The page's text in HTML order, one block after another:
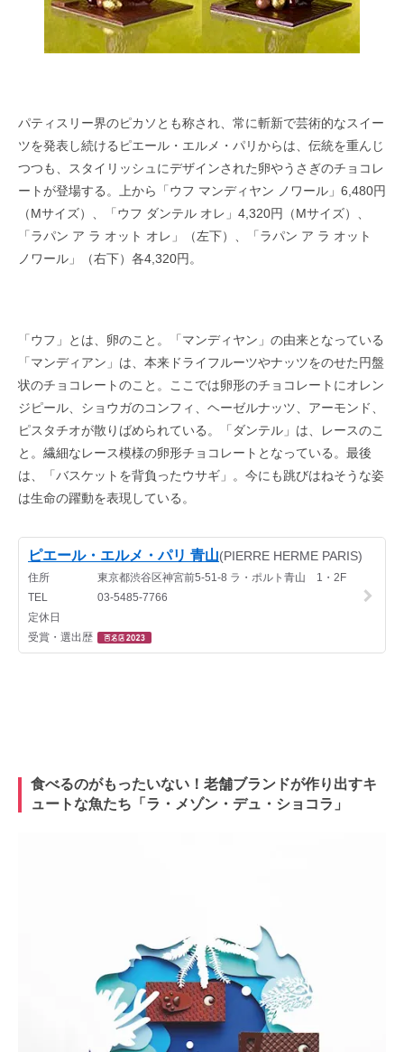
パティスリー界のピカソとも称され、常に斬新で芸術的なスイー
ツを発表し続けるピエール・エルメ・パリからは、伝統を重んじ
つつも、スタイリッシュにデザインされた卵やうさぎのチョコレ
ートが登場する。上から「ウフ マンディヤン ノワール」6,480円
（Mサイズ）、「ウフ ダンテル オレ」4,320円（Mサイズ）、
「ラパン ア ラ オット オレ」（左下）、「ラパン ア ラ オット
ノワール」（右下）各4,320円。
「ウフ」とは、卵のこと。「マンディヤン」の由来となっている
「マンディアン」は、本来ドライフルーツやナッツをのせた円盤
状のチョコレートのこと。ここでは卵形のチョコレートにオレン
ジピール、ショウガのコンフィ、ヘーゼルナッツ、アーモンド、
ピスタチオが散りばめられている。「ダンテル」は、レースのこ
と。繊細なレース模様の卵形チョコレートとなっている。最後
は、「バスケットを背負ったウサギ」。今にも跳びはねそうな姿
は生命の躍動を表現している。
食べるのがもったいない！老舗ブランドが作り出すキ
ュートな魚たち「ラ・メゾン・デュ・ショコラ」